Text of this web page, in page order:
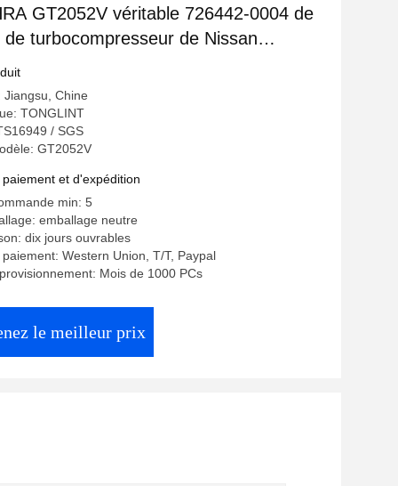
GT2052V véritable 726442-0004 de
turbocompresseur de Nissan
Jiangsu, Chine
TONGLINT
/ SGS
GT2052V
et d'expédition
min: 5
emballage neutre
dix jours ouvrables
Western Union, T/T, Paypal
Mois de 1000 PCs
le meilleur prix